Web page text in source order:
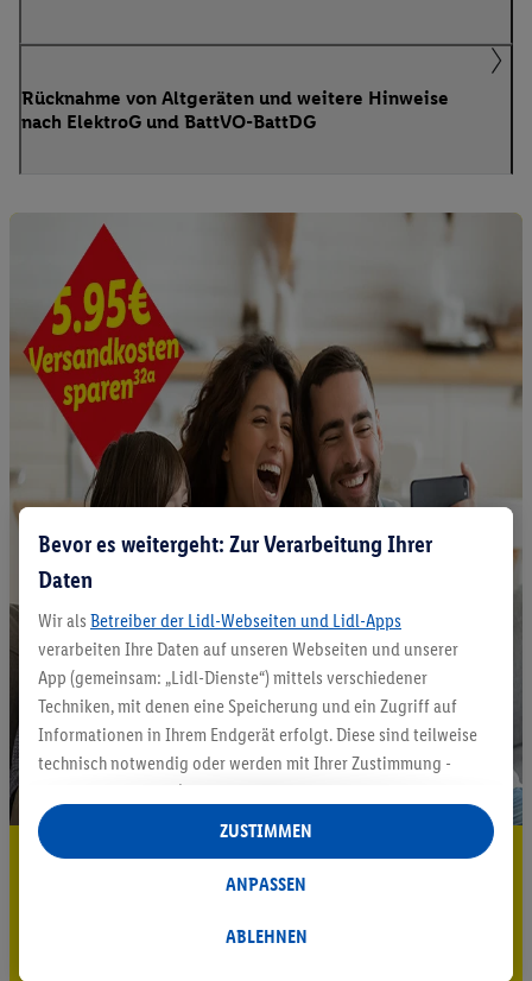
Rücknahme von Altgeräten und weitere Hinweise
nach ElektroG und BattVO-BattDG
5.95 € Versand sparen³²ᵃ
Bevor es weitergeht: Zur Verarbeitung Ihrer
Daten
Wir als Betreiber der Lidl-Webseiten und Lidl-Apps
verarbeiten Ihre Daten auf unseren Webseiten und unserer
App (gemeinsam: „Lidl-Dienste“) mittels verschiedener
Techniken, mit denen eine Speicherung und ein Zugriff auf
Informationen in Ihrem Endgerät erfolgt. Diese sind teilweise
technisch notwendig oder werden mit Ihrer Zustimmung -
auch durch Partner (u.a.
Verantwortliche; im Zusammenhang mit dem IAB TCF
insgesamt
Statistik-Erstellung oder für personalisierte Werbung
Datenverarbeitungen für personalisierte Werbung werden
ABLEHNEN
ANPASSEN
ZUSTIMMEN